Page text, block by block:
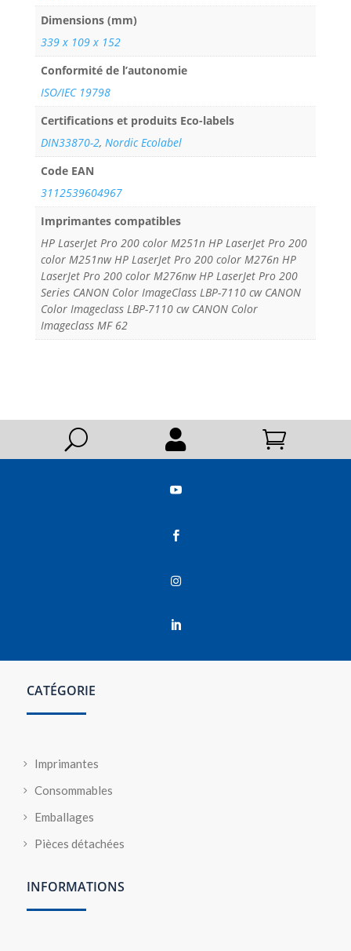
Dimensions (mm)
339 x 109 x 152
Conformité de l’autonomie
ISO/IEC 19798
Certifications et produits Eco-labels
DIN33870-2, Nordic Ecolabel
Code EAN
3112539604967
Imprimantes compatibles
HP LaserJet Pro 200 color M251n HP LaserJet Pro 200
color M251nw HP LaserJet Pro 200 color M276n HP
LaserJet Pro 200 color M276nw HP LaserJet Pro 200
Series CANON Color ImageClass LBP-7110 cw CANON
Color Imageclass LBP-7110 cw CANON Color
Imageclass MF 62
U  




CATÉGORIE
Imprimantes
Consommables
Emballages
Pièces détachées
INFORMATIONS